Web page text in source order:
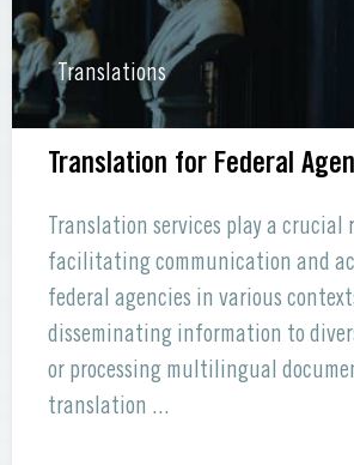
Translations
Translation for Federal
Translation services play a crucial
facilitating communication and
federal agencies in various
disseminating information to
or processing multilingual
translation ...